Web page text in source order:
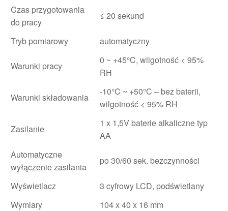
Czas przygotowania
do pracy
≤ 20 sekund
Tryb pomiarowy automatyczny
Warunki pracy
0 ~ +45°C, wilgotność < 95%
RH
Warunki składowania
-10°C ~ +50°C – bez baterii,
wilgotność < 95% RH
Zasilanie
1 x 1,5V baterie alkaliczne typ
AA
Automatyczne
wyłączenie zasilania
po 30/60 sek. bezczynności
Wyświetlacz
3 cyfrowy LCD, podświetlany
Wymiary
104 x 40 x 16 mm